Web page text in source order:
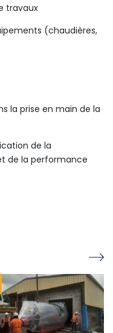
travaux
(chaudières,
la prise en main de la
de la
de la performance